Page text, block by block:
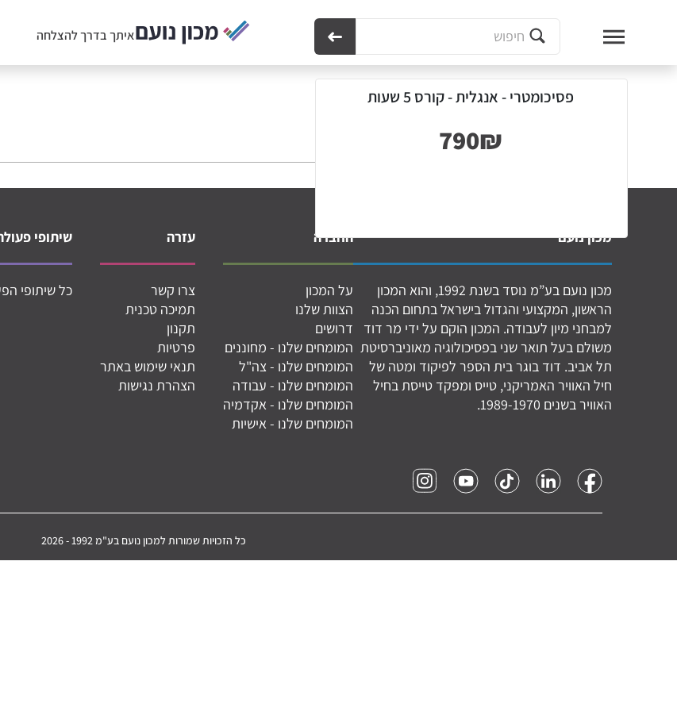
איתך בדרך להצלחה
פסיכומטרי - אנגלית - קורס 5 שעות
מכון נועם
מכון נועם בע”מ נוסד בשנת 1992, והוא המכון
הראשון, המקצועי והגדול בישראל בתחום הכנה
למבחני מיון לעבודה. המכון הוקם על ידי מר דוד
משולם בעל תואר שני בפסיכולוגיה מאוניברסיטת
תל אביב. דוד בוגר בית הספר לפיקוד ומטה של
חיל האוויר האמריקני, טייס ומפקד טייסת בחיל
האוויר בשנים 1989-1970.
החברה
על המכון
הצוות שלנו
דרושים
המומחים שלנו - מחוננים
המומחים שלנו - צה"ל
המומחים שלנו - עבודה
המומחים שלנו - אקדמיה
המומחים שלנו - אישיות
עזרה
צרו קשר
תמיכה טכנית
תקנון
פרטיות
תנאי שימוש באתר
הצהרת נגישות
שיתופי
כל שיתופי
כל הזכויות שמורות למכון נועם בע"מ 1992 - 2026